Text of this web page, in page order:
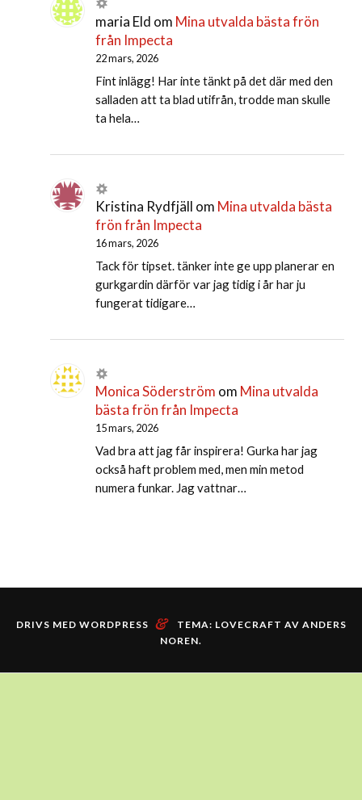
maria Eld om Mina utvalda bästa frön
från Impecta
22 mars, 2026
Fint inlägg! Har inte tänkt på det där med den
salladen att ta blad utifrån, trodde man skulle
ta hela…
Kristina Rydfjäll om Mina utvalda bästa
frön från Impecta
16 mars, 2026
Tack för tipset. tänker inte ge upp planerar en
gurkgardin därför var jag tidig i år har ju
fungerat tidigare…
Monica Söderström om Mina utvalda
bästa frön från Impecta
15 mars, 2026
Vad bra att jag får inspirera! Gurka har jag
också haft problem med, men min metod
numera funkar. Jag vattnar…
DRIVS MED WORDPRESS & TEMA: LOVECRAFT AV ANDERS
NOREN.